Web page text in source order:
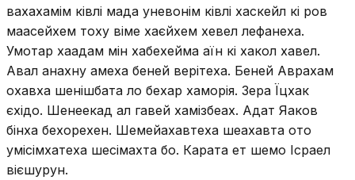
вахахамім ківлі мада уневонім ківлі хаскейл кі ров
маасейхем тоху віме хаєйхем хевел лефанеха.
Умотар хаадам мін хабехейма аїн кі хакол хавел.
Авал анахну амеха беней верітеха. Беней Аврахам
охавха шенішбата ло бехар хаморія. Зера Їцхак
єхідо. Шенеекад ал гавей хамізбеах. Адат Яаков
бінха бехорехен. Шемейахавтеха шеахавта ото
умісімхатеха шесімахта бо. Карата ет шемо Ісраел
вієшурун.